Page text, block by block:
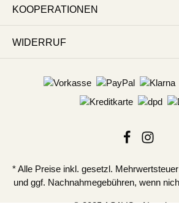
KOOPERATIONEN
WIDERRUF
* Alle Preise inkl. gesetzl.
und ggf. Nachnahmegebühren, wenn